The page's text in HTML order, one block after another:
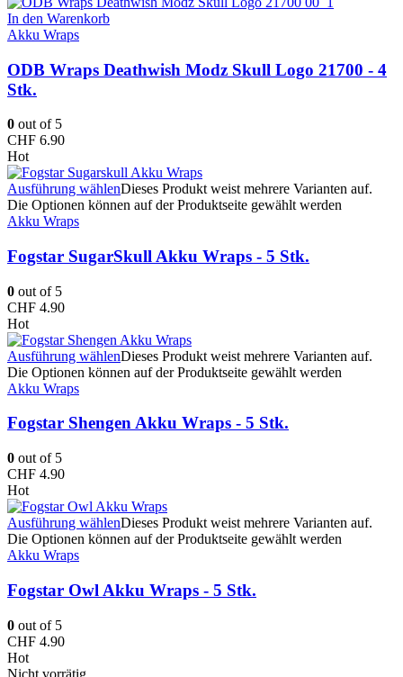
In den Warenkorb
Akku Wraps
ODB Wraps Deathwish Modz Skull Logo 21700 - 4
Stk.
0 out of 5
CHF 6.90
Hot
Ausführung wählenDieses Produkt weist mehrere Varianten auf.
Die Optionen können auf der Produktseite gewählt werden
Akku Wraps
Fogstar SugarSkull Akku Wraps - 5 Stk.
0 out of 5
CHF 4.90
Hot
Ausführung wählenDieses Produkt weist mehrere Varianten auf.
Die Optionen können auf der Produktseite gewählt werden
Akku Wraps
Fogstar Shengen Akku Wraps - 5 Stk.
0 out of 5
CHF 4.90
Hot
Ausführung wählenDieses Produkt weist mehrere Varianten auf.
Die Optionen können auf der Produktseite gewählt werden
Akku Wraps
Fogstar Owl Akku Wraps - 5 Stk.
0 out of 5
CHF 4.90
Hot
Nicht vorrätig